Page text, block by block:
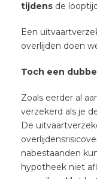
tijdens de
Een
overlijden doen
Toch een
Zoals eerder al
verzekerd als je
De
nabestaanden
hypotheek niet